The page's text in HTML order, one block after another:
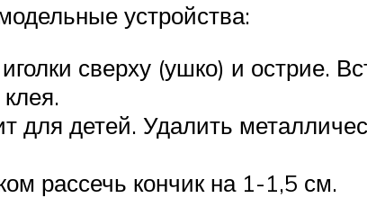
устройства:
сверху (ушко) и острие.
для детей. Удалить
рассечь кончик на 1-1,5 см.